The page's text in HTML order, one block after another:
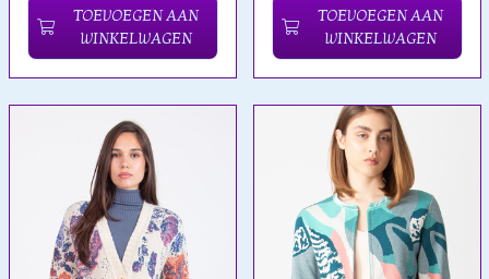
TOEVOEGEN AAN
WINKELWAGEN
TOEVOEGEN AAN
WINKELWAGEN